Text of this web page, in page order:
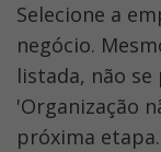
Selecione a
negócio.
listada, não se
'Organização
próxima etapa.